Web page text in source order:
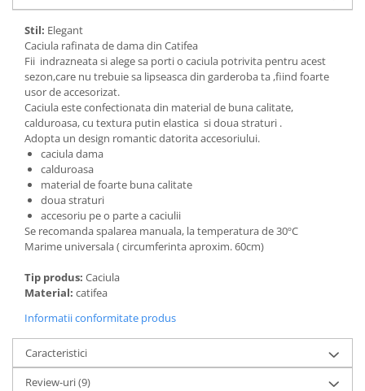
Stil: Elegant
Caciula rafinata de dama din Catifea
Fii indrazneata si alege sa porti o caciula potrivita pentru acest
sezon,care nu trebuie sa lipseasca din garderoba ta ,fiind foarte
usor de accesorizat.
Caciula este confectionata din material de buna calitate,
calduroasa, cu textura putin elastica si doua straturi .
Adopta un design romantic datorita accesoriului.
caciula dama
calduroasa
material de foarte buna calitate
doua straturi
accesoriu pe o parte a caciulii
Se recomanda spalarea manuala, la temperatura de 30ºC
Marime universala ( circumferinta aproxim. 60cm)
Tip produs: Caciula
Material: catifea
Informatii conformitate produs
Caracteristici
Review-uri(9)